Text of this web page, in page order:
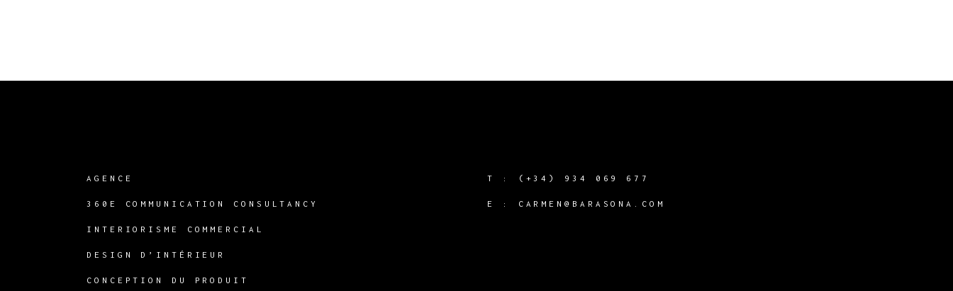
AGENCE
360E COMMUNICATION CONSULTANCY
INTERIORISME COMMERCIAL
DESIGN D’INTÉRIEUR
CONCEPTION DU PRODUIT
T : (+34) 934 069 677
E : CARMEN@BARASONA.COM